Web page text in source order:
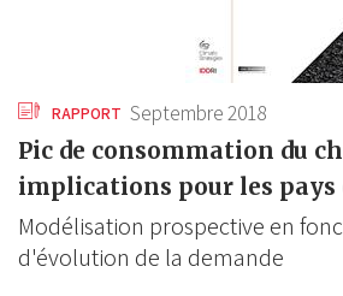
RAPPORT Septembre 2018
Pic de consommation du
implications pour les pays
Modélisation prospective en
d'évolution de la demande